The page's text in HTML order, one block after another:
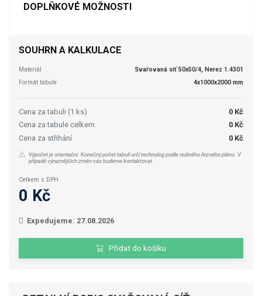
DOPLŇKOVÉ MOŽNOSTI
SOUHRN A KALKULACE
Materiál
Svařovaná síť 50x50/4, Nerez 1.4301
Formát tabule
4x1000x2000 mm
Cena za tabuli (1 ks)
0 Kč
Cena za tabule celkem
0 Kč
Cena za střihání
0 Kč
Výpočet je orientační. Konečný počet tabulí určí technolog podle reálného řezného plánu. V
případě výraznějších změn vás budeme kontaktovat.
Celkem s DPH
0 Kč
Expedujeme: 27.08.2026
Přidat do košíku